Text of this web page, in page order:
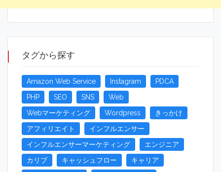
タグから探す
Amazon Web Service Instagram
PDCA
PHP
SEO SNS
Web
Webマーケティング
Wordpress
きっかけ
アフィリエイト
インフルエンサー
インフルエンサーマーケティング
エンジニア
カリブ
キャッシュフロー
キャリア